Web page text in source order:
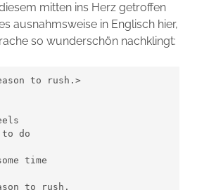
mitten ins Herz getroffen
ausnahmsweise in Englisch hier,
so wunderschön nachklingt:
to rush.>
do
time
to rush.